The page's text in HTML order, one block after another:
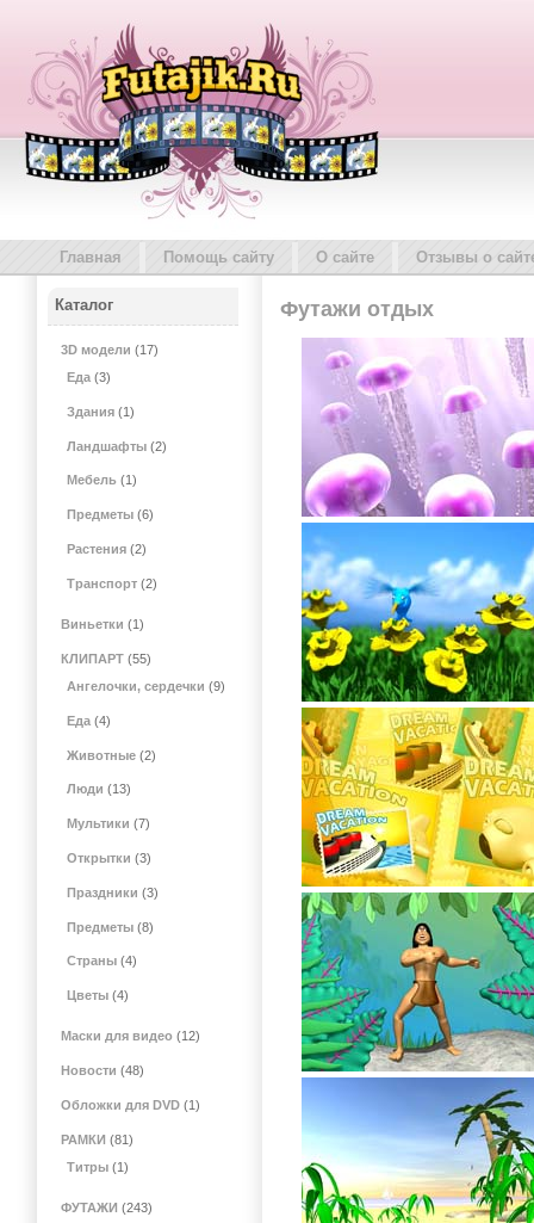
Главная Помощь сайту О сайте Отзывы о
Футажи отдых
Каталог
3D модели (17)
Еда (3)
Здания (1)
Ландшафты (2)
Мебель (1)
Предметы (6)
Растения (2)
Транспорт (2)
Виньетки (1)
КЛИПАРТ(55)
Ангелочки, сердечки (9)
Еда (4)
Животные (2)
Люди (13)
Мультики (7)
Открытки (3)
Праздники (3)
Предметы (8)
Страны (4)
Цветы (4)
Маски для видео (12)
Новости (48)
Обложки для DVD(1)
РАМКИ (81)
Титры (1)
ФУТАЖИ (243)